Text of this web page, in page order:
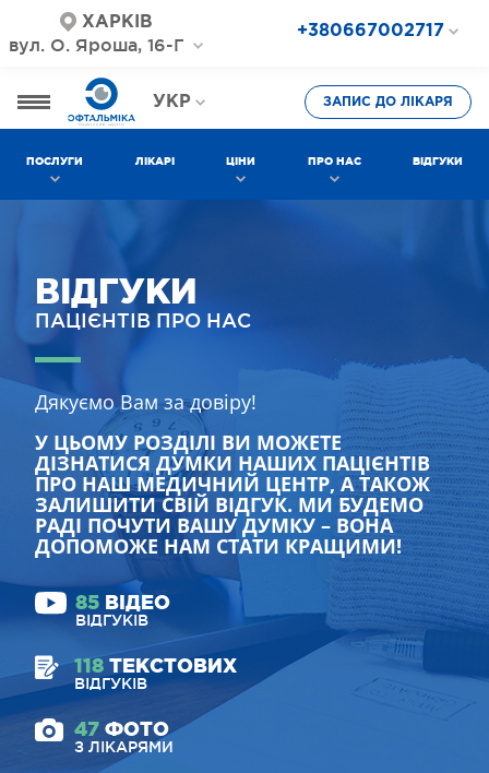
ХАРКІВ
вул. О. Яроша, 16-Г
+380667002717
+380577002717
УКР
РОС
ЗАПИС ДО ЛІКАРЯ
ПОСЛУГИ ЛІКАРІ ЦІНИ ПРО НАС ВІДГУКИ
ВІДГУКИ
ПАЦІЄНТІВ ПРО НАС
Дякуємо Вам за довіру!
У ЦЬОМУ РОЗДІЛІ ВИ МОЖЕТЕ
ДІЗНАТИСЯ ДУМКИ НАШИХ ПАЦІЄНТІВ
ПРО НАШ МЕДИЧНИЙ ЦЕНТР, А ТАКОЖ
ЗАЛИШИТИ СВІЙ ВІДГУК. МИ БУДЕМО
РАДІ ПОЧУТИ ВАШУ ДУМКУ – ВОНА
ДОПОМОЖЕ НАМ СТАТИ КРАЩИМИ!
85 ВІДЕО
ВІДГУКІВ
118 ТЕКСТОВИХ
ВІДГУКІВ
47 ФОТО
З ЛІКАРЯМИ